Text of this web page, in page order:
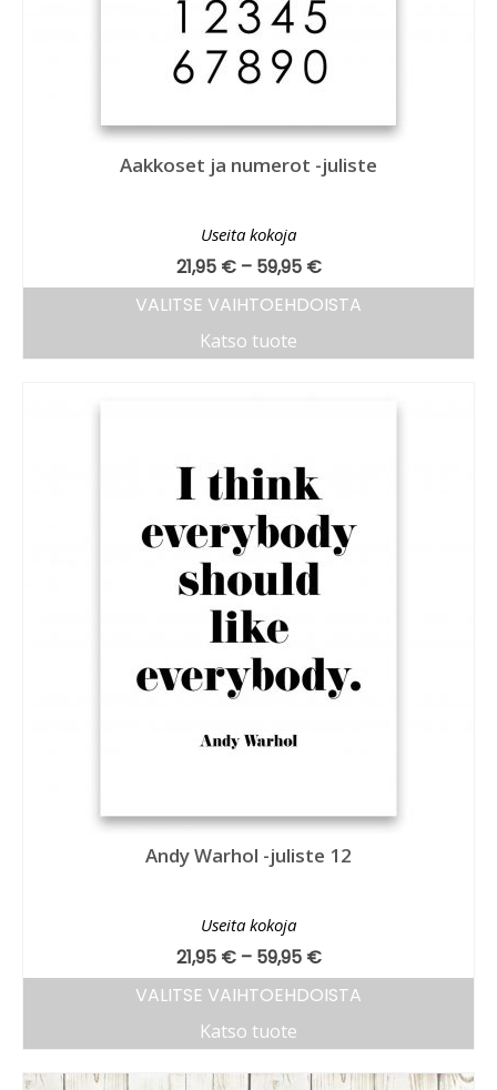
Aakkoset ja numerot -juliste
Useita kokoja
21,95 € – 59,95 €
VALITSE VAIHTOEHDOISTA
Katso tuote
Andy Warhol -juliste 12
Useita kokoja
21,95 € – 59,95 €
VALITSE VAIHTOEHDOISTA
Katso tuote